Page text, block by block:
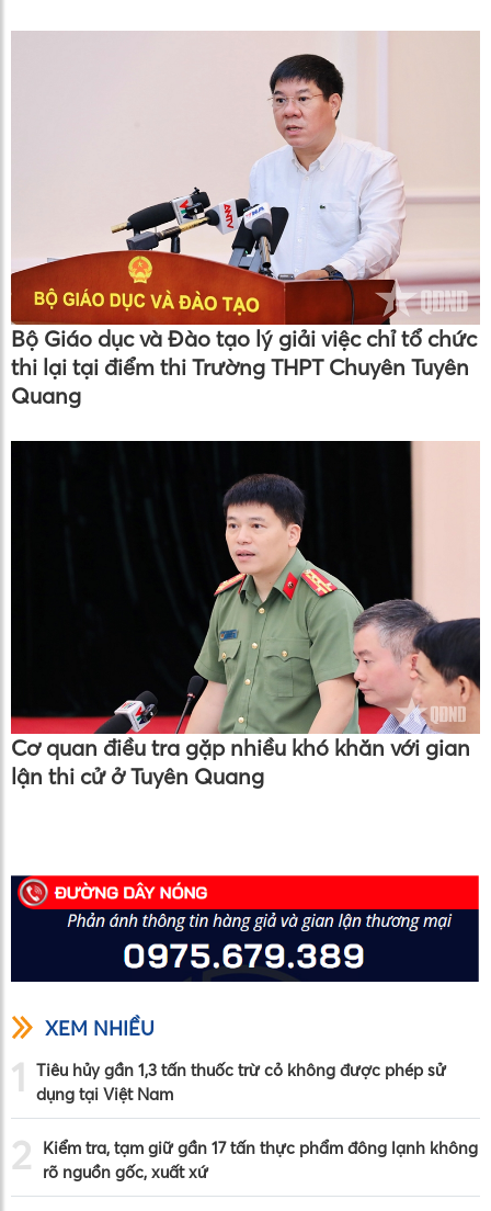
Bộ Giáo dục và Đào tạo lý giải việc chỉ tổ chức
thi lại tại điểm thi Trường THPT Chuyên Tuyên
Quang
Cơ quan điều tra gặp nhiều khó khăn với gian
lận thi cử ở Tuyên Quang
XEM NHIỀU
1
Tiêu hủy gần 1,3 tấn thuốc trừ cỏ không được phép sử
dụng tại Việt Nam
2
Kiểm tra, tạm giữ gần 17 tấn thực phẩm đông lạnh không
rõ nguồn gốc, xuất xứ